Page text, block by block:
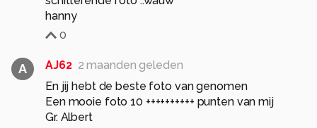
hanny
0
A AJ62 2 maanden geleden
En jij hebt de beste foto van genomen
Een mooie foto 10 ++++++++++ punten van mij
Gr. Albert